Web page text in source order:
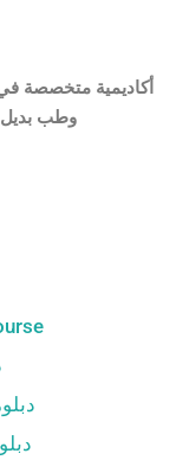
أكاديمية متخصصة
وطب